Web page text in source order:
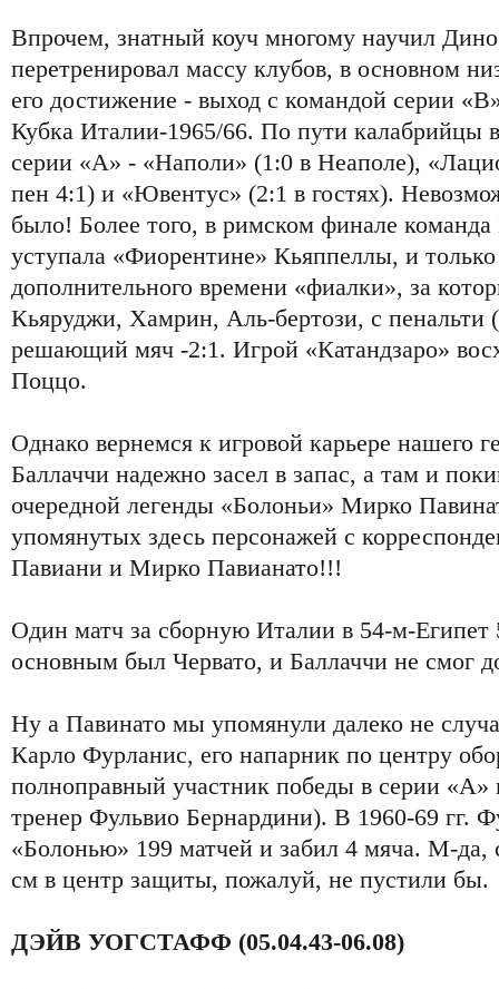
Впрочем, знатный коуч многому научил
перетренировал массу клубов, в основном
его достижение - выход с командой серии
Кубка Италии-1965/66. По пути калабрийцы
серии «А» - «Наполи» (1:0 в Неаполе),
пен 4:1) и «Ювентус» (2:1 в гостях).
было! Более того, в римском финале
уступала «Фиорентине» Кьяппеллы, и
дополнительного времени «фиалки», за
Кьяруджи, Хамрин, Аль-бертози, с пенальти
решающий мяч -2:1. Игрой «Катандзаро»
Поццо.
Однако вернемся к игровой карьере нашего
Баллаччи надежно засел в запас, а там и
очередной легенды «Болоньи» Мирко
упомянутых здесь персонажей с
Павиани и Мирко Павианато!!!
Один матч за сборную Италии в 54-м-Египет
основным был Червато, и Баллаччи не смог
Ну а Павинато мы упомянули далеко не
Карло Фурланис, его напарник по центру
полноправный участник победы в серии «А»
тренер Фульвио Бернардини). В 1960-69 гг.
«Болонью» 199 матчей и забил 4 мяча. М-да,
см в центр защиты, пожалуй, не пустили бы.
ДЭЙВ УОГСТАФФ (05.04.43-06.08)